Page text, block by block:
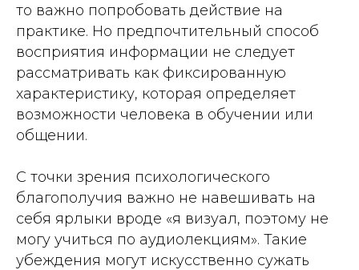
то важно попробовать действие на
практике. Но предпочтительный способ
восприятия информации не следует
рассматривать как фиксированную
характеристику, которая определяет
возможности человека в обучении или
общении.
С точки зрения психологического
благополучия важно не навешивать на
себя ярлыки вроде «я визуал, поэтому не
могу учиться по аудиолекциям». Такие
убеждения могут искусственно сужать